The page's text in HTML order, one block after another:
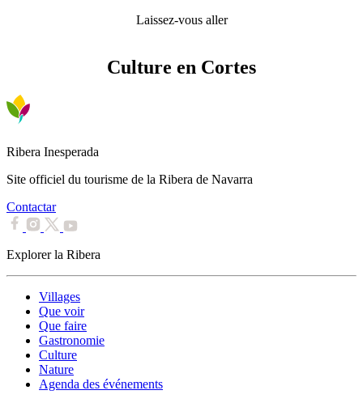
Laissez-vous aller
Culture en Cortes
Ribera Inesperada
Site officiel du tourisme de la Ribera de Navarra
Contactar
Explorer la Ribera
Villages
Que voir
Que faire
Gastronomie
Culture
Nature
Agenda des événements